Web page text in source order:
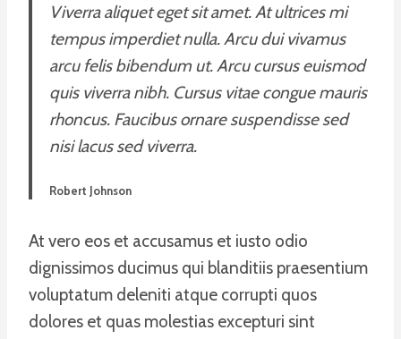
Viverra aliquet eget sit amet. At ultrices mi
tempus imperdiet nulla. Arcu dui vivamus
arcu felis bibendum ut. Arcu cursus euismod
quis viverra nibh. Cursus vitae congue mauris
rhoncus. Faucibus ornare suspendisse sed
nisi lacus sed viverra.
Robert Johnson
At vero eos et accusamus et iusto odio
dignissimos ducimus qui blanditiis praesentium
voluptatum deleniti atque corrupti quos
dolores et quas molestias excepturi sint